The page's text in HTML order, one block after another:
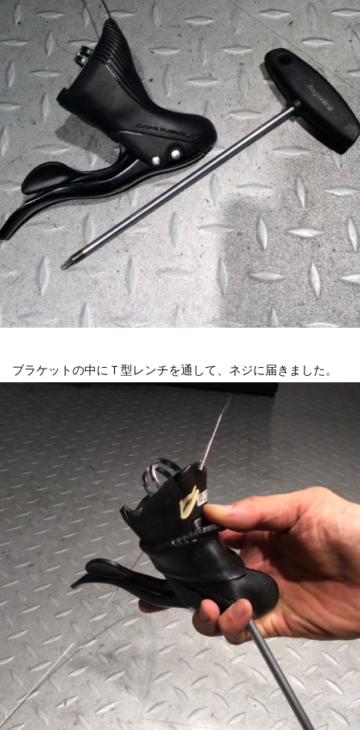
ブラケットの中にＴ型レンチを通して、ネジに届きました。